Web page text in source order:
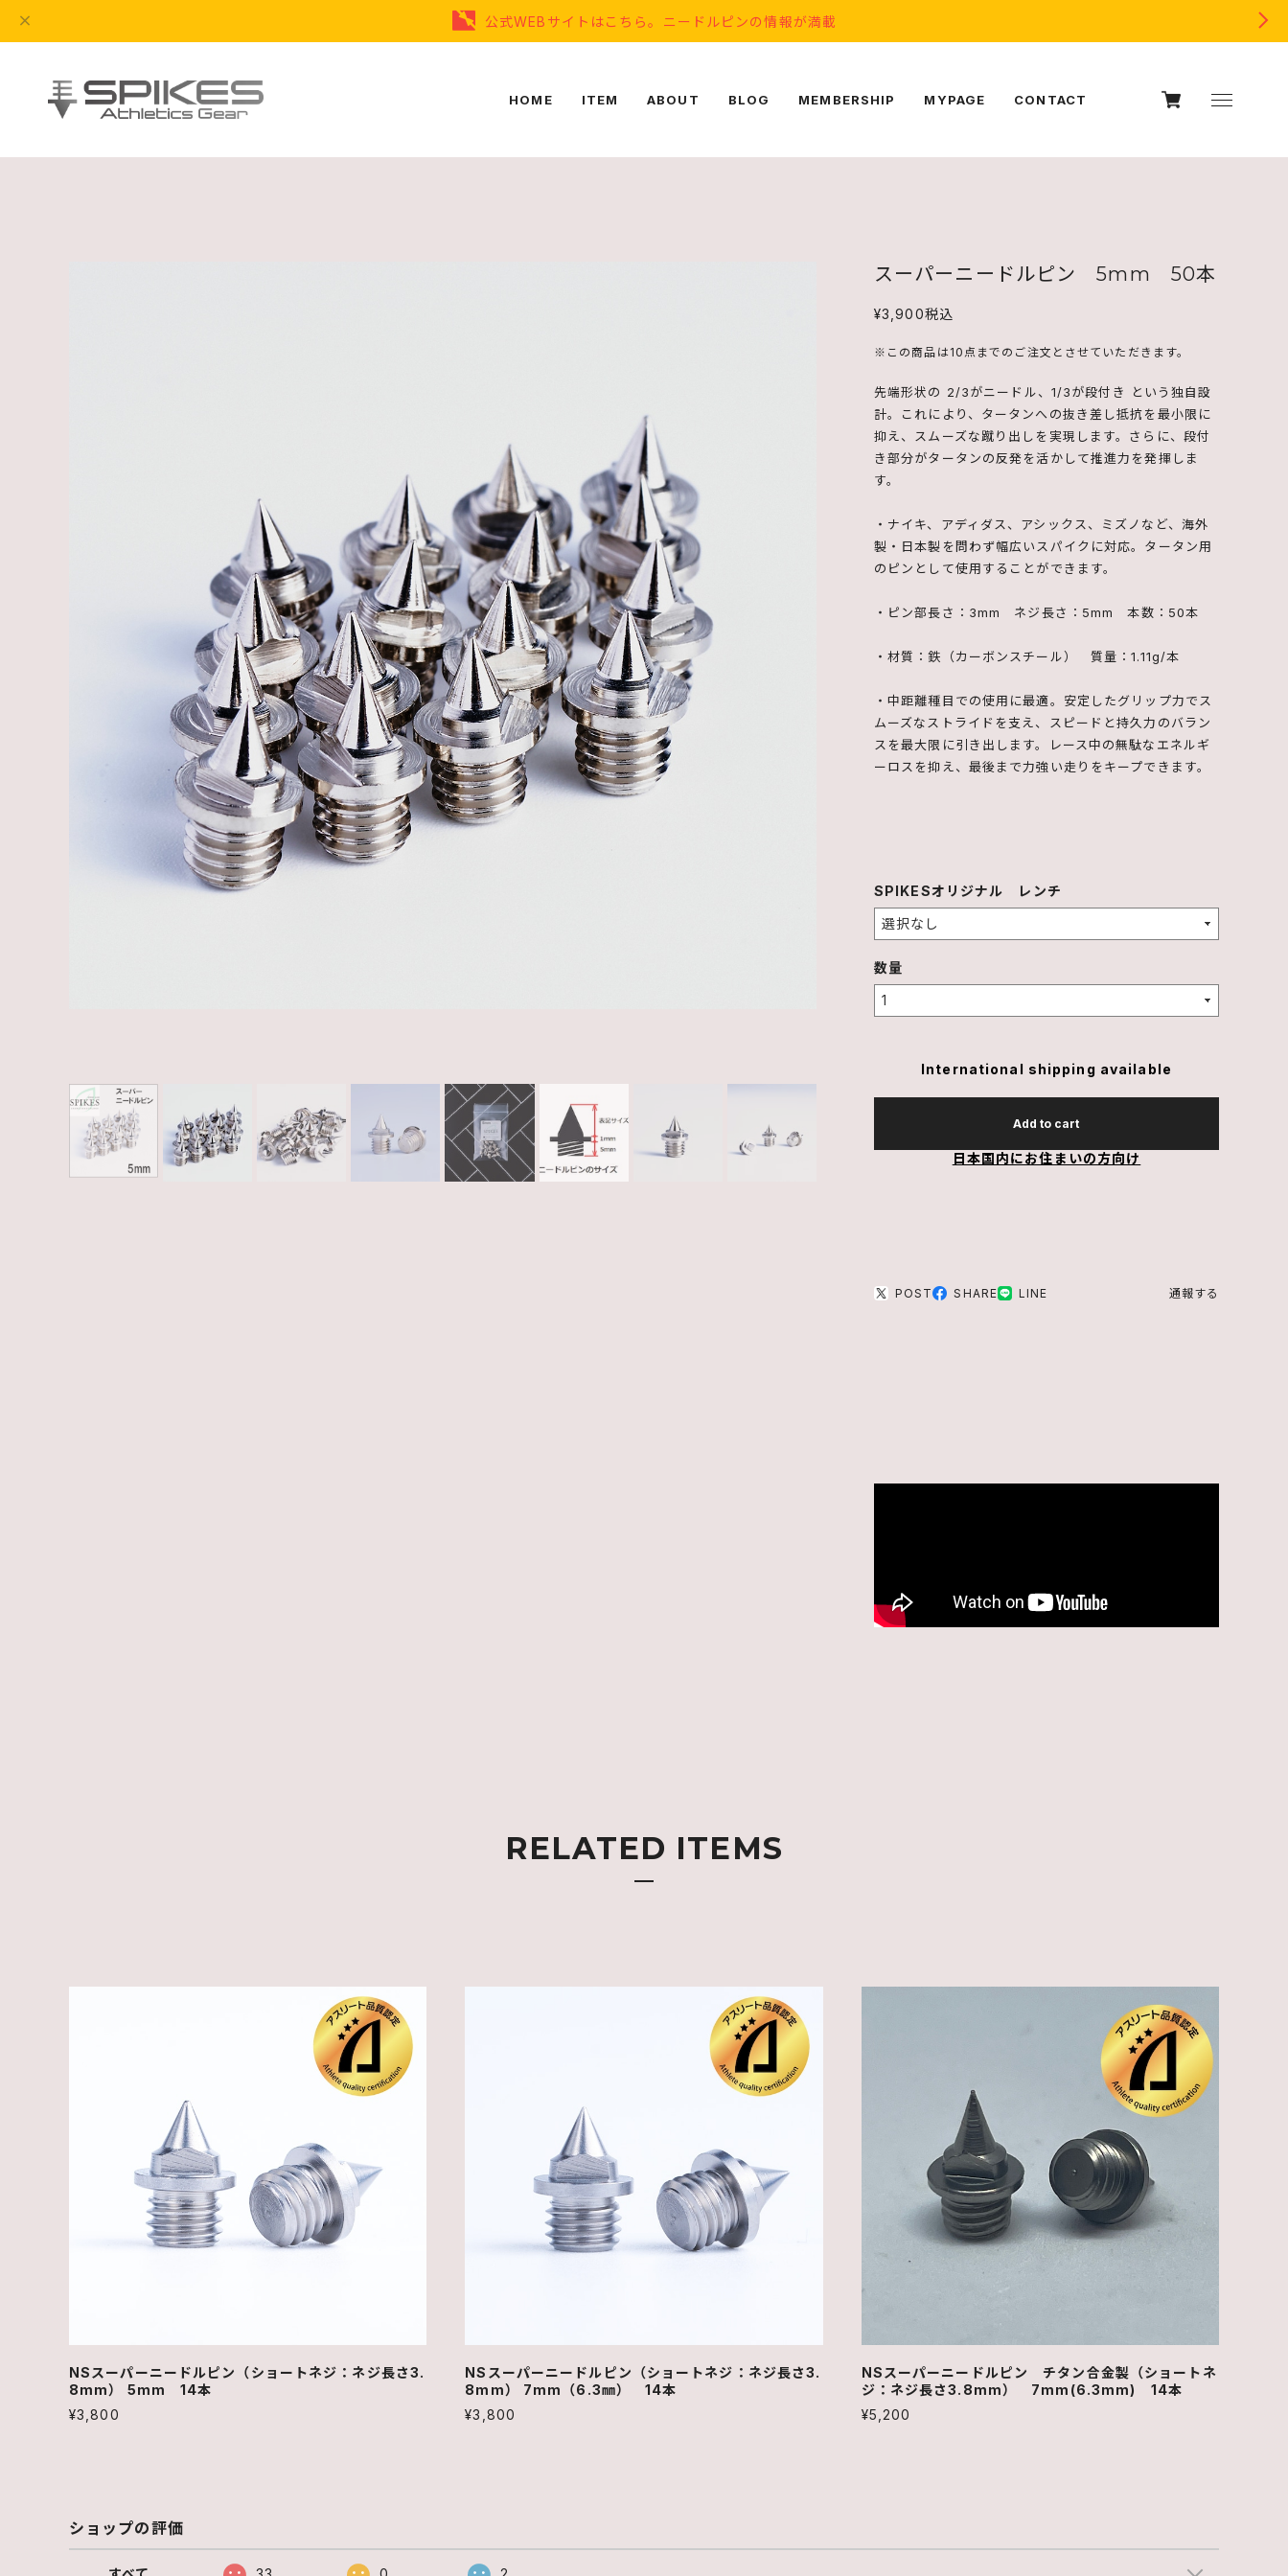
公式WEBサイトはこちら。ニードルピンの情報が満載
HOME ITEM ABOUT BLOG MEMBERSHIP MYPAGE CONTACT
スーパーニードルピン 5mm 50本
¥3,900税込
※この商品は10点までのご注文とさせていただきます。
先端形状の 2/3がニードル、1/3が段付き という独自設
計。これにより、タータンへの抜き差し抵抗を最小限に
抑え、スムーズな蹴り出しを実現します。さらに、段付
き部分がタータンの反発を活かして推進力を発揮しま
す。
・ナイキ、アディダス、アシックス、ミズノなど、海外
製・日本製を問わず幅広いスパイクに対応。タータン用
のピンとして使用することができます。
・ピン部長さ：3mm ネジ長さ：5mm 本数：50本
・材質：鉄（カーボンスチール） 質量：1.11g/本
・中距離種目での使用に最適。安定したグリップ力でス
ムーズなストライドを支え、スピードと持久力のバラン
スを最大限に引き出します。レース中の無駄なエネルギ
ーロスを抑え、最後まで力強い走りをキープできます。
SPIKESオリジナル レンチ
数量
International shipping available
Add to cart
日本国内にお住まいの方向け
POST SHARE LINE 通報する
RELATED ITEMS
NSスーパーニードルピン（ショートネジ：ネジ長さ3.
8mm） 5mm 14本
¥3,800
NSスーパーニードルピン（ショートネジ：ネジ長さ3.
8mm） 7mm（6.3㎜） 14本
¥3,800
NSスーパーニードルピン チタン合金製（ショートネ
ジ：ネジ長さ3.8mm） 7mm(6.3mm) 14本
¥5,200
ショップの評価